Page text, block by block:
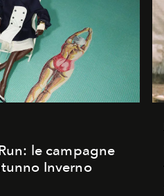
le campagne
Inverno